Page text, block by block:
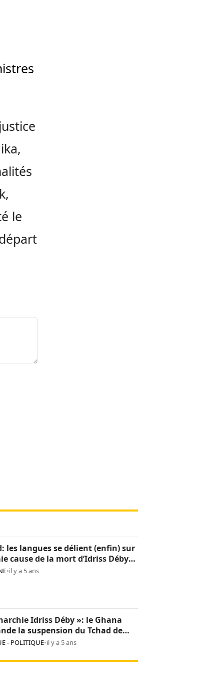
le
les langues se délient (enfin) sur
cause de la mort d’Idriss Déby
•il y a 5 ans
Idriss Déby »: le Ghana
la suspension du Tchad de
africaine
- POLITIQUE•il y a 5 ans